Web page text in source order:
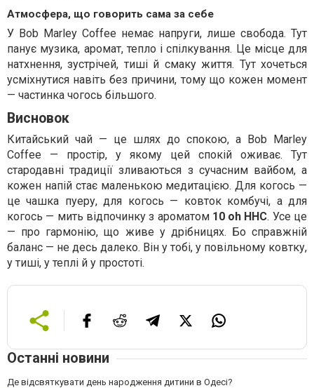
Атмосфера, що говорить сама за себе
У Bob Marley Coffee немає напруги, лише свобода. Тут
панує музика, аромат, тепло і спілкування. Це місце для
натхнення, зустрічей, тиші й смаку життя. Тут хочеться
усміхнутися навіть без причини, тому що кожен момент
— частинка чогось більшого.
Висновок
Китайський чай — це шлях до спокою, а Bob Marley
Coffee — простір, у якому цей спокій оживає. Тут
стародавні традиції зливаються з сучасним вайбом, а
кожен напій стає маленькою медитацією. Для когось —
це чашка пуеру, для когось — ковток комбучі, а для
когось — мить відпочинку з ароматом 10 oh HHC. Усе це
— про гармонію, що живе у дрібницях. Бо справжній
баланс — не десь далеко. Він у тобі, у повільному ковтку,
у тиші, у теплі й у простоті.
Останні новини
Де відсвяткувати день народження дитини в Одесі?